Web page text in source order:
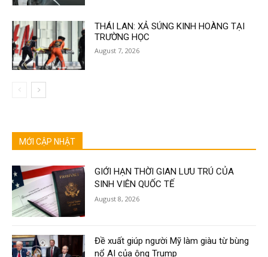
THÁI LAN: XẢ SÚNG KINH HOÀNG TẠI
TRƯỜNG HỌC
August 7, 2026
MỚI CẬP NHẬT
GIỚI HẠN THỜI GIAN LƯU TRÚ CỦA
SINH VIÊN QUỐC TẾ
August 8, 2026
Đề xuất giúp người Mỹ làm giàu từ bùng
nổ AI của ông Trump